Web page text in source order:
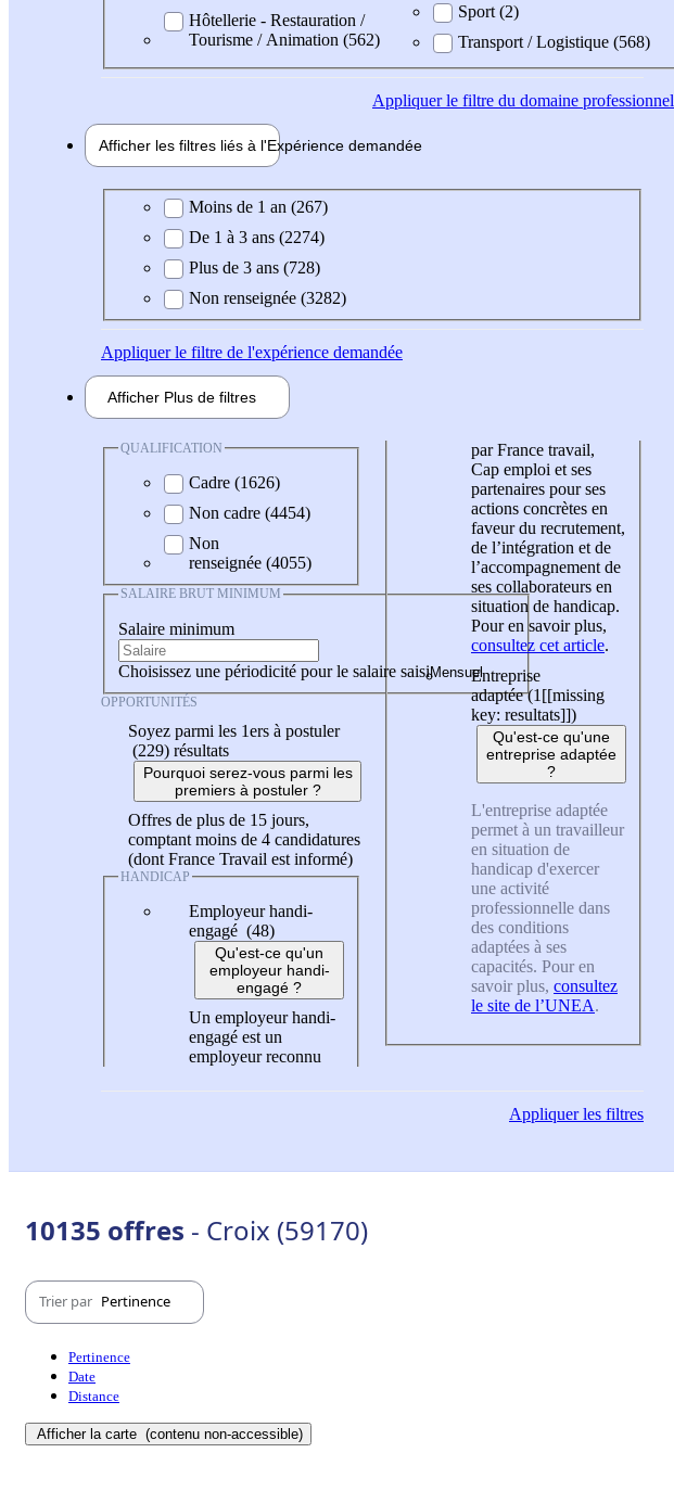
Hôtellerie - Restauration /
Tourisme / Animation (562)
Sport (2)
Transport / Logistique (568)
Appliquerle filtre du domaine professionnel
Afficher les filtres liés à l'Expérience demandée
Expérience demandée
Moins de 1 an (267)
De 1 à 3 ans (2274)
Plus de 3 ans (728)
Non renseignée (3282)
Appliquerle filtre de l'expérience demandée
Afficher Plus de filtres
QUALIFICATION
Cadre (1626)
Non cadre (4454)
Non
renseignée (4055)
SALAIRE BRUT MINIMUM
Salaire minimum
Choisissez une périodicité pour le salaire saisi
OPPORTUNITÉS
Soyez parmi les 1ers à postuler
(229) résultats
Pourquoi serez-vous parmi les
premiers à postuler ?
Offres de plus de 15 jours,
comptant moins de 4 candidatures
(dont France Travail est informé)
HANDICAP
Employeur handi-
engagé (48)
Qu'est-ce qu'un
employeur handi-
engagé ?
Un employeur handi-
engagé est un
employeur reconnu
par France travail,
Cap emploi et ses
partenaires pour ses
actions concrètes en
faveur du recrutement,
de l’intégration et de
l’accompagnement de
ses collaborateurs en
situation de handicap.
Pour en savoir plus,
consultez cet article.
Entreprise
adaptée (1 [[missing
key: resultats]])
Qu'est-ce qu'une
entreprise adaptée
?
L'entreprise adaptée
permet à un travailleur
en situation de
handicap d'exercer
une activité
professionnelle dans
des conditions
adaptées à ses
capacités. Pour en
savoir plus, consultez
le site de l’UNEA.
Appliquerles filtres
10135 offres - Croix (59170)
Trier par Pertinence
Pertinence
Date
Distance
Afficher la carte (contenu non-accessible)